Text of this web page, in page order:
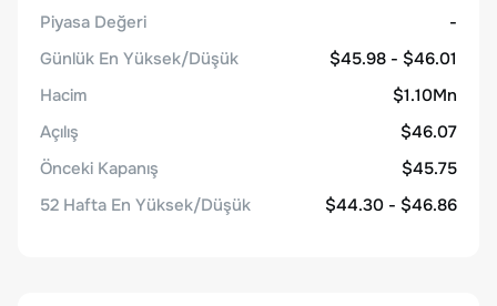
Piyasa Değeri
-
Günlük En Yüksek/Düşük
$45.98 - $46.01
Hacim
$1.10Mn
Açılış
$46.07
Önceki Kapanış
$45.75
52 Hafta En Yüksek/Düşük
$44.30 - $46.86